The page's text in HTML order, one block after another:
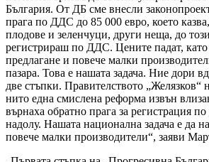
България. От ДБ сме внесли
прага по ДДС до 85 000 евро, което
плодове и зеленчуци, други неща, до
регистрираш по ДДС. Цените падат,
предлагане и повече малки
пазара. Това е нашата задача. Ние дори
две стъпки. Правителството „Желязков“
нито една смислена реформа извън
върнаха обратно прага за регистрация
надолу. Нашата национална задача е да
повече малки производители“, заяви